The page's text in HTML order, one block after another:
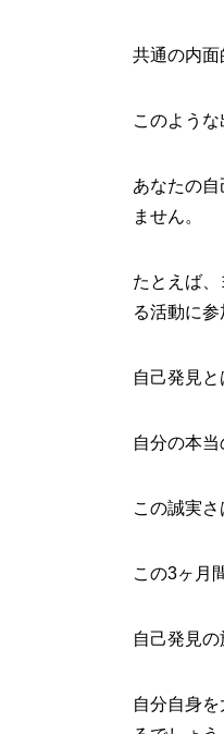
共通の内面
このよう
あなたの
ません。
たとえば
る活動に
自己発見
自分の本
この誠実
この3ヶ月
自己発見
自分自身